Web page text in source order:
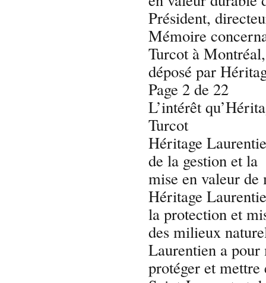
Président,
Mémoire
Turcot à
déposé par
Page 2 de 22
L’intérêt
Turcot
Héritage
de la gestion et la
mise en valeur
Héritage
la protection et
des milieux
Laurentien a pour
protéger et